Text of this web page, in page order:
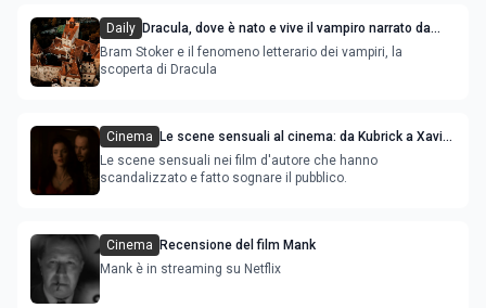
Daily Dracula, dove è nato e vive il vampiro narrato da
Bram Stoker
Bram Stoker e il fenomeno letterario dei vampiri, la
scoperta di Dracula
Cinema
Le scene sensuali al cinema: da Kubrick a Xavier
Dolan
Le scene sensuali nei film d'autore che hanno
scandalizzato e fatto sognare il pubblico.
Cinema
Recensione del film Mank
Mank è in streaming su Netflix